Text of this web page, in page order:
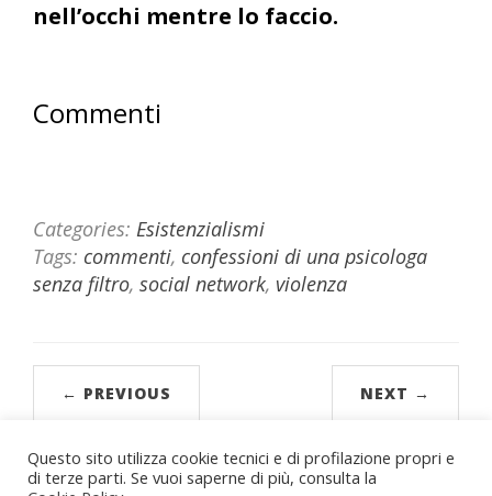
nell’occhi mentre lo faccio.
Commenti
Categories: Esistenzialismi
Tags: commenti, confessioni di una psicologa
senza filtro, social network, violenza
← PREVIOUS NEXT →
Olimpia Parboni Arquati – Psicologa e Psicoterapeuta
Questo sito utilizza cookie tecnici e di profilazione propri e
di terze parti. Se vuoi saperne di più, consulta la